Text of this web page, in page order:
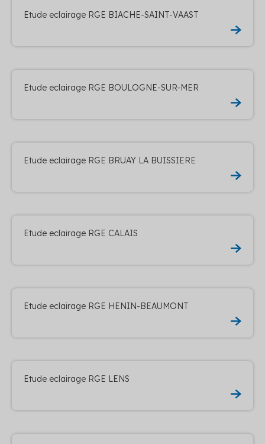
Etude eclairage RGE BIACHE-SAINT-VAAST
Etude eclairage RGE BOULOGNE-SUR-MER
Etude eclairage RGE BRUAY LA BUISSIERE
Etude eclairage RGE CALAIS
Etude eclairage RGE HENIN-BEAUMONT
Etude eclairage RGE LENS